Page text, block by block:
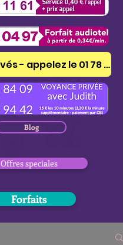
Blog
Offres speciales
Forfaits
Forfaits privés - appelez le 01 78 41 53 51